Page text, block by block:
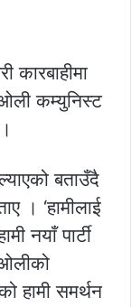
कारबाहीमा
कम्युनिस्ट
बताउँदै
। ‘हामीलाई
नयाँ पार्टी
हामी समर्थन